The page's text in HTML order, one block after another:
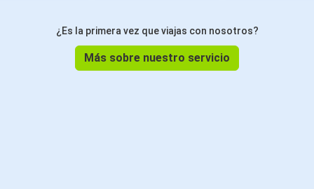
¿Es la primera vez que viajas con nosotros?
Más sobre nuestro servicio